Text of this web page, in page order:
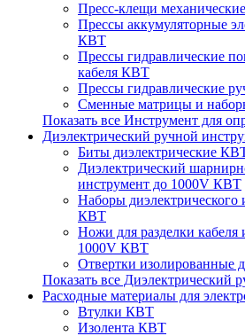
Пресс-клещи
Прессы аккумуляторные
КВТ
Прессы гидравлические
кабеля КВТ
Прессы гидравлические
Сменные матрицы и
Показать все Инструмент для
Диэлектрический ручной
Биты диэлектрические
Диэлектрический
инструмент до 1000V КВТ
Наборы диэлектрического
КВТ
Ножи для разделки кабеля
1000V КВТ
Отвертки изолированные
Показать все Диэлектрический
Расходные материалы для
Втулки КВТ
Изолента КВТ